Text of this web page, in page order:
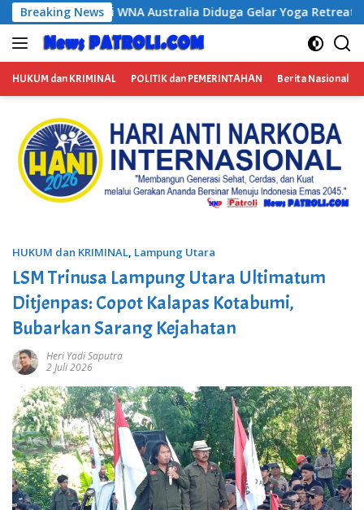
Langsung
ke
konten
Breaking News
Gelar Yoga Retreat dan Menjadi Instruktur Meditasi
HUKUM dan KRIMINAL POLITIK dan PEMERINTAHAN Berita Nasional
HUKUM dan KRIMINAL, Lampung Utara
LSM Trinusa Lampung Utara Ultimatum
Ditjenpas: Copot Kalapas Kotabumi,
Bubarkan Sarang Kejahatan
Heri Yadi Saputra
2 Juli 2026